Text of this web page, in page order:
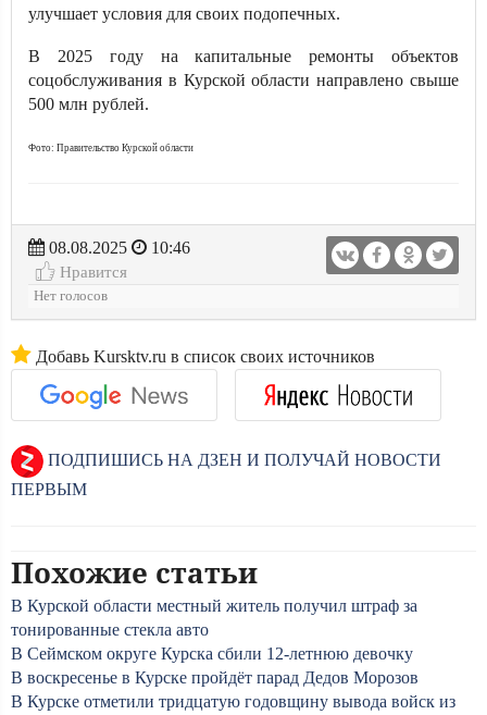
улучшает условия для своих подопечных.
В 2025 году на капитальные ремонты объектов
соцобслуживания в Курской области направлено свыше
500 млн рублей.
Фото: Правительство Курской области
08.08.2025
10:46
Нравится
Нет голосов
Добавь Kursktv.ru в список своих источников
ПОДПИШИСЬ НА ДЗЕН И ПОЛУЧАЙ НОВОСТИ
ПЕРВЫМ
Похожие статьи
В Курской области местный житель получил штраф за
тонированные стекла авто
В Сеймском округе Курска сбили 12-летнюю девочку
В воскресенье в Курске пройдёт парад Дедов Морозов
В Курске отметили тридцатую годовщину вывода войск из